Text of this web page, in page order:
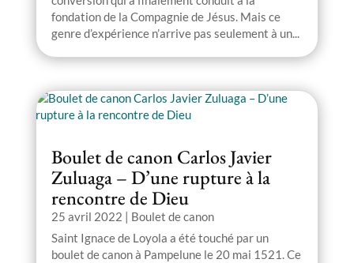
fondation de la Compagnie de Jésus. Mais ce
genre d’expérience n’arrive pas seulement à un...
Boulet de canon Carlos Javier
Zuluaga – D’une rupture à la
rencontre de Dieu
25 avril 2022
Boulet de canon
Saint Ignace de Loyola a été touché par un
boulet de canon à Pampelune le 20 mai 1521. Ce